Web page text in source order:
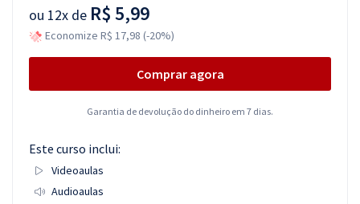
ou 12x de R$ 5,99
Economize R$ 17,98 (-20%)
Comprar agora
Garantia de devolução do dinheiro em 7 dias.
Este curso inclui:
Videoaulas
Audioaulas